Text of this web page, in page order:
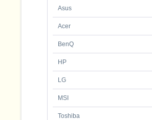
Asus
Acer
BenQ
HP
LG
MSI
Toshiba